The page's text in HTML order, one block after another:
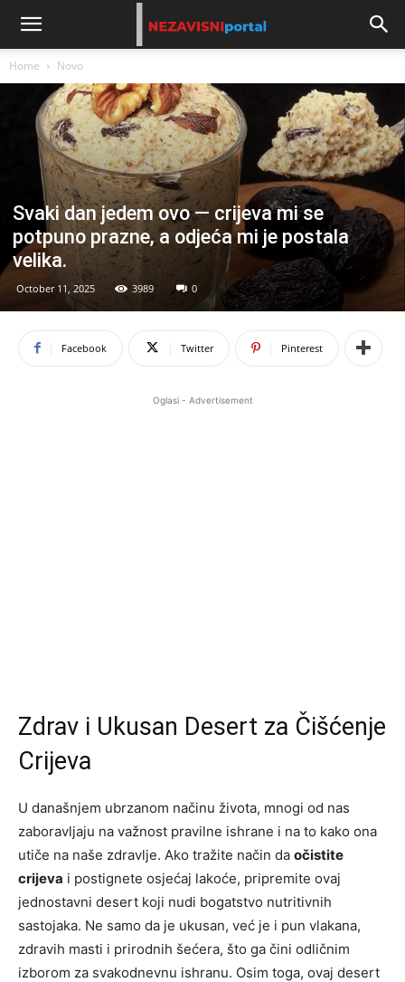
Home Novo
Svaki dan jedem ovo — crijeva mi se
potpuno prazne, a odjeća mi je postala
velika.
October 11, 2025 3989 0
Facebook Twitter Pinterest
Oglasi - Advertisement
Zdrav i Ukusan Desert za Čišćenje
Crijeva
U današnjem ubrzanom načinu života, mnogi od nas
zaboravljaju na važnost pravilne ishrane i na to kako ona
utiče na naše zdravlje. Ako tražite način da očistite
crijeva i postignete osjećaj lakoće, pripremite ovaj
jednostavni desert koji nudi bogatstvo nutritivnih
sastojaka. Ne samo da je ukusan, već je i pun vlakana,
zdravih masti i prirodnih šećera, što ga čini odličnim
izborom za svakodnevnu ishranu. Osim toga, ovaj desert